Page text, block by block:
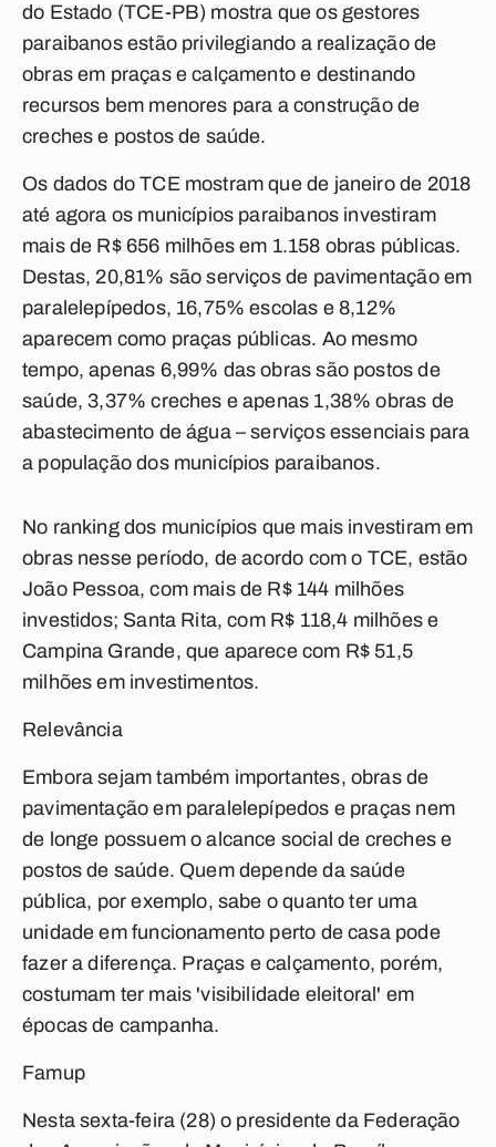
do Estado (TCE-PB) mostra que os gestores
paraibanos estão privilegiando a realização de
obras em praças e calçamento e destinando
recursos bem menores para a construção de
creches e postos de saúde.
Os dados do TCE mostram que de janeiro de 2018
até agora os municípios paraibanos investiram
mais de R$ 656 milhões em 1.158 obras públicas.
Destas, 20,81% são serviços de pavimentação em
paralelepípedos, 16,75% escolas e 8,12%
aparecem como praças públicas. Ao mesmo
tempo, apenas 6,99% das obras são postos de
saúde, 3,37% creches e apenas 1,38% obras de
abastecimento de água – serviços essenciais para
a população dos municípios paraibanos.
No ranking dos municípios que mais investiram em
obras nesse período, de acordo com o TCE, estão
João Pessoa, com mais de R$ 144 milhões
investidos; Santa Rita, com R$ 118,4 milhões e
Campina Grande, que aparece com R$ 51,5
milhões em investimentos.
Relevância
Embora sejam também importantes, obras de
pavimentação em paralelepípedos e praças nem
de longe possuem o alcance social de creches e
postos de saúde. Quem depende da saúde
pública, por exemplo, sabe o quanto ter uma
unidade em funcionamento perto de casa pode
fazer a diferença. Praças e calçamento, porém,
costumam ter mais 'visibilidade eleitoral' em
épocas de campanha.
Famup
Nesta sexta-feira (28) o presidente da Federação